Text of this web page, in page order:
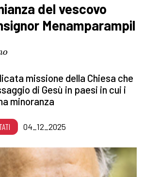
del vescovo
Menamparampil
missione della Chiesa che
di Gesù in paesi in cui i
minoranza
04_12_2025